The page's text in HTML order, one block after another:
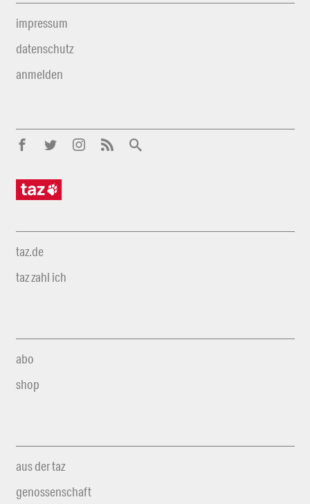
impressum
datenschutz
anmelden
taz.de
taz zahl ich
abo
shop
aus der taz
genossenschaft